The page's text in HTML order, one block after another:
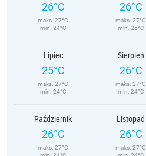
26°C
maks. 27°C
min. 24°C
26°C
maks. 27°C
min. 25°C
Lipiec
25°C
maks. 27°C
min. 24°C
Sierpień
26°C
maks. 27°C
min. 24°C
Październik
26°C
maks. 27°C
Listopad
26°C
maks. 27°C